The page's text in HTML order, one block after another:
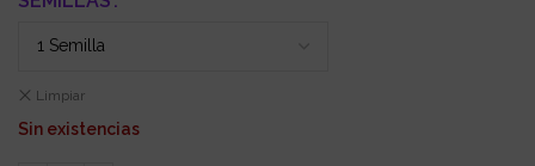
Limpiar
Sin existencias